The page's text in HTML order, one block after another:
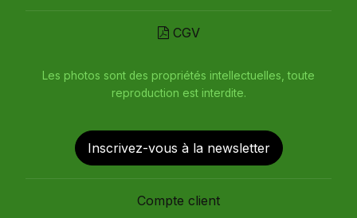
CGV
Les photos sont des propriétés intellectuelles, toute
reproduction est interdite.
Inscrivez-vous à la newsletter
Compte client